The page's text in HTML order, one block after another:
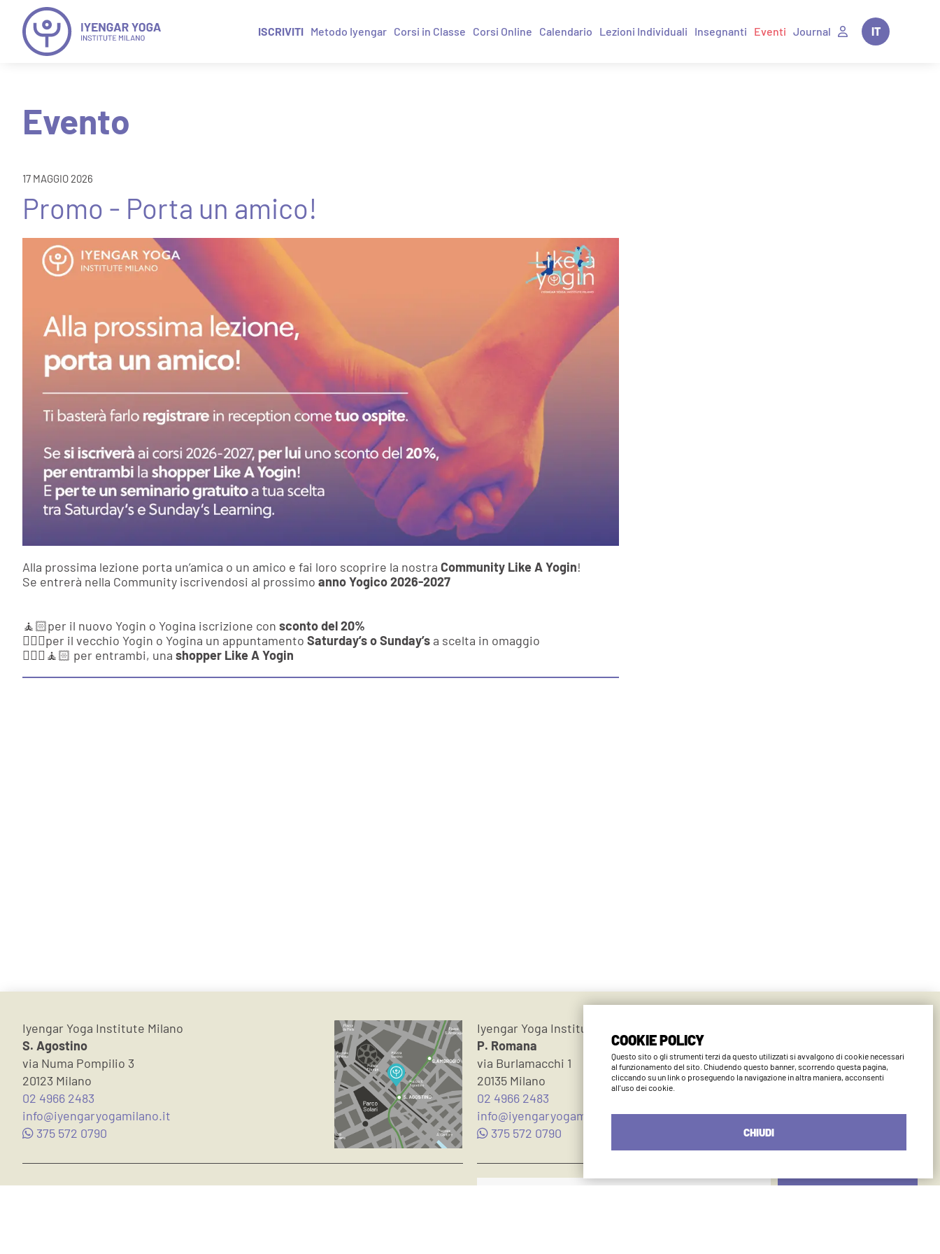
COOKIE POLICY
Questo sito o gli strumenti terzi da questo utilizzati si avvalgono di cookie necessari
al funzionamento del sito. Chiudendo questo banner, scorrendo questa pagina,
cliccando su un link o proseguendo la navigazione in altra maniera, acconsenti
all'uso dei cookie.
CHIUDI
IT
Journal
Eventi
Insegnanti
Lezioni Individuali
Calendario
Corsi Online
Corsi in Classe
Metodo Iyengar
ISCRIVITI
Evento
17 MAGGIO 2026
Promo - Porta un amico!
Alla prossima lezione porta un’amica o un amico e fai loro scoprire la nostra Community Like A Yogin!
Se entrerà nella Community iscrivendosi al prossimo anno Yogico 2026-2027
🧘🏻per il nuovo Yogin o Yogina iscrizione con sconto del 20%
🧘🏻‍♂️per il vecchio Yogin o Yogina un appuntamento Saturday’s o Sunday’s a scelta in omaggio
🧘🏻‍♂️🧘🏻 per entrambi, una shopper Like A Yogin
Iyengar Yoga Institute Milano
S. Agostino
via Numa Pompilio 3
20123 Milano
02 4966 2483
info@iyengaryogamilano.it
375 572 0790
Iyengar Yoga Institute Milano
P. Romana
via Burlamacchi 1
20135 Milano
02 4966 2483
info@iyengaryogamilano.it
375 572 0790
Iscriviti alla nostra newsletter: